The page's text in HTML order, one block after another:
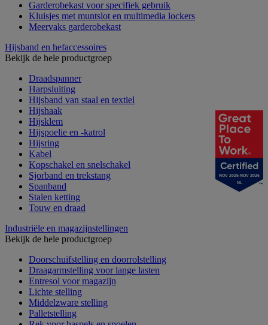
Garderobekast voor specifiek gebruik
Kluisjes met muntslot en multimedia lockers
Meervaks garderobekast
Hijsband en hefaccessoires
Bekijk de hele productgroep
Draadspanner
Harpsluiting
Hijsband van staal en textiel
Hijshaak
Hijsklem
Hijspoelie en -katrol
Hijsring
Kabel
Kopschakel en snelschakel
Sjorband en trekstang
Spanband
Stalen ketting
Touw en draad
Industriële en magazijnstellingen
Bekijk de hele productgroep
Doorschuifstelling en doorrolstelling
Draagarmstelling voor lange lasten
Entresol voor magazijn
Lichte stelling
Middelzware stelling
Palletstelling
NOV 2025-NOV 2026
NL